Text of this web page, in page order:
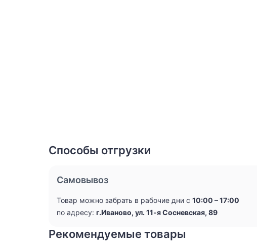
Способы отгрузки
Самовывоз
Товар можно забрать в рабочие дни с 10:00 – 17:00
по адресу: г.Иваново, ул. 11-я Сосневская, 89
Рекомендуемые товары